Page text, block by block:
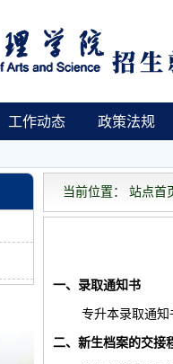
工作动态 政策法规
当前位置： 站点首
一、录取通知书
专升本录取通知
二、新生档案的交接